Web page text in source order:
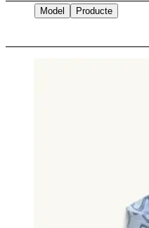
Model
Producte